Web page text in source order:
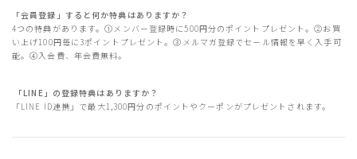
「会員登録」すると何か特典はありますか？
4つの特典があります。①メンバー登録時に500円分のポイントプレゼント。②お買
い上げ100円毎に3ポイントプレゼント。③メルマガ登録でセール情報を早く入手可
能。④入会費、年会費無料。
「LINE」の登録特典はありますか？
「LINE ID連携」で最大1,300円分のポイントやクーポンがプレゼントされます。